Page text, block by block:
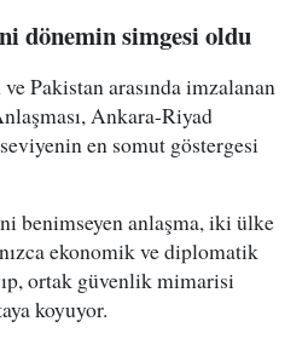
dönemin simgesi oldu
Pakistan arasında imzalanan
Ankara-Riyad
en somut göstergesi
benimseyen anlaşma, iki ülke
ekonomik ve diplomatik
ortak güvenlik mimarisi
koyuyor.